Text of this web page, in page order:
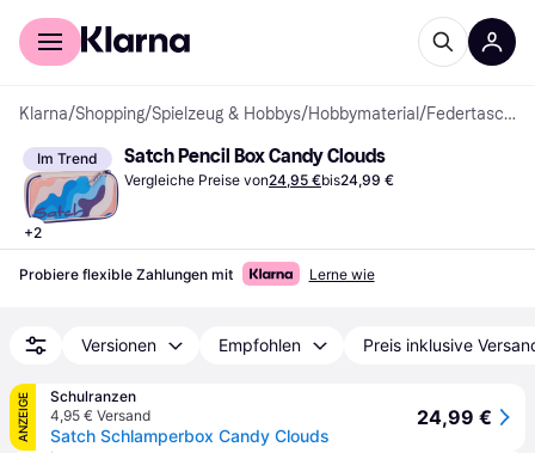
Für Shopper
Klarna/Shopping/Spielzeug & Hobbys/Hobbymaterial / Federtaschen
Im Trend
+2
Satch Pencil Box Candy Clouds
Vergleiche Preise von24,95 €bis24,99 €
Probiere flexible Zahlungen mit Lerne wie
Versionen Empfohlen Preis inklusive
ANZEIGE
Schulranzen
4,95 € Versand
Satch Schlamperbox Candy Clouds
24,99 €